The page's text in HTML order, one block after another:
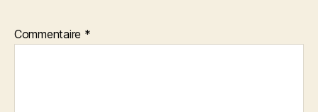
Commentaire *